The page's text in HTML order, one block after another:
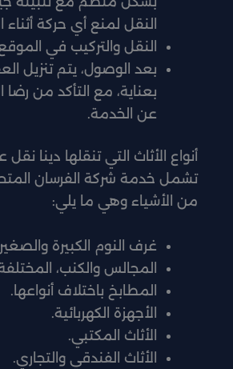
النقل لمنع أي حركة أثناء
النقل والتركيب في
بعد الوصول، يتم تنزيل
بعناية، مع التأكد من رضا
عن الخدمة.
أنواع الأثاث التي تنقلها دينا
تشمل خدمة شركة الفرسان
من الأشياء وهي ما يلي:
غرف النوم الكبيرة
المجالس والكنب،
المطابخ باختلاف أنواعها.
الأجهزة الكهربائية.
الأثاث المكتبي.
الأثاث الفندقي والتجاري.